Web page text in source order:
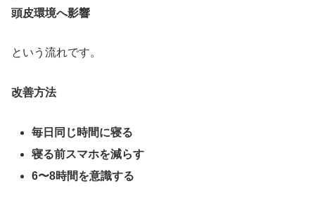
頭皮環境へ影響
という流れです。
改善方法
毎日同じ時間に寝る
寝る前スマホを減らす
6〜8時間を意識する